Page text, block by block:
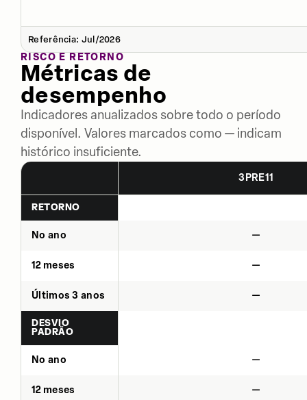
Referência: Jul/2026
RISCO E RETORNO
Métricas de
desempenho
Indicadores anualizados sobre todo o período
disponível. Valores marcados como — indicam
histórico insuficiente.
3PRE11
RETORNO
No ano —
12 meses —
Últimos 3 anos —
DESVIO
PADRÃO
No ano —
12 meses —